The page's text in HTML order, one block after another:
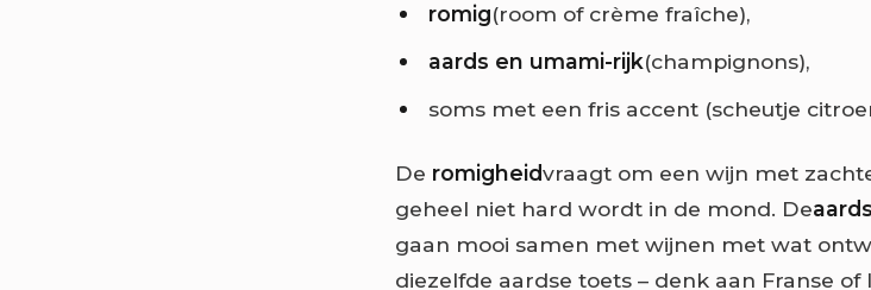
romig(room of crème fraîche),
aards en umami-rijk(champignons),
soms met een fris accent (scheutje
De romigheidvraagt om een wijn met
geheel niet hard wordt in de mond. De
gaan mooi samen met wijnen met wat
diezelfde aardse toets – denk aan Franse of